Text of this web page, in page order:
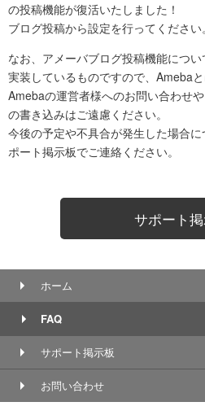
の投稿機能が復活いたしました！
ブログ投稿から設定を行ってください。
なお、アメーバブログ投稿機能につ
実装しているものですので、Ameba
Amebaの運営者様へのお問い合わせ
の書き込みはご遠慮ください。
今後の予定や不具合が発生した場合
ポート掲示板でご連絡ください。
サポート
ホーム
FAQ
サポート掲示板
お問い合わせ